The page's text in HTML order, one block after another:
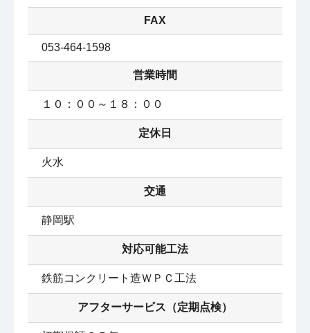
FAX
053-464-1598
営業時間
１０：００～１８：００
定休日
火水
交通
静岡駅
対応可能工法
鉄筋コンクリート造ＷＰＣ工法
アフターサービス（定期点検）